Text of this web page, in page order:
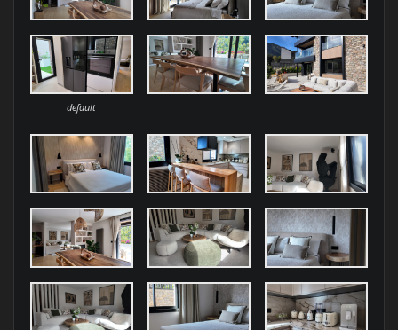
default